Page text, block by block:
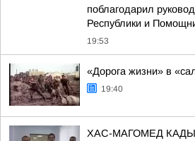
поблагодарил
Республики и
19:53
«Дорога жизни» в
19:40
ХАС-МАГОМЕД